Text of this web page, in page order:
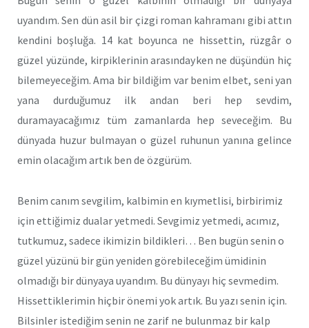
uyandım. Sen dün asil bir çizgi roman kahramanı gibi attın
kendini boşluğa. 14 kat boyunca ne hissettin, rüzgâr o
güzel yüzünde, kirpiklerinin arasındayken ne düşündün hiç
bilemeyeceğim. Ama bir bildiğim var benim elbet, seni yan
yana durduğumuz ilk andan beri hep sevdim,
duramayacağımız tüm zamanlarda hep seveceğim. Bu
dünyada huzur bulmayan o güzel ruhunun yanına gelince
emin olacağım artık ben de özgürüm.
Benim canım sevgilim, kalbimin en kıymetlisi, birbirimiz
için ettiğimiz dualar yetmedi. Sevgimiz yetmedi, acımız,
tutkumuz, sadece ikimizin bildikleri… Ben bugün senin o
güzel yüzünü bir gün yeniden görebileceğim ümidinin
olmadığı bir dünyaya uyandım. Bu dünyayı hiç sevmedim.
Hissettiklerimin hiçbir önemi yok artık. Bu yazı senin için.
Bilsinler istediğim senin ne zarif ne bulunmaz bir kalp